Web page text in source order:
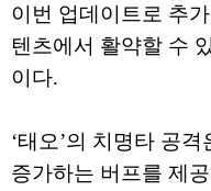
이번 업데이트로 추
텐츠에서 활약할 수
이다.
‘태오’의 치명타 공
증가하는 버프를 제